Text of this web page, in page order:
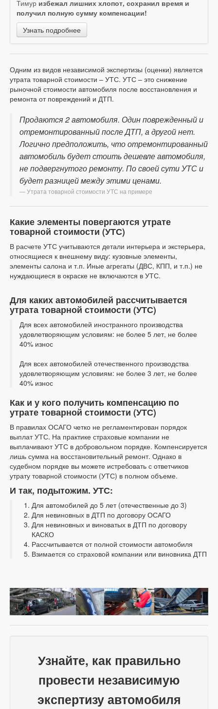
Тимур избежал лишних хлопот, сохранил время и
получил полную сумму компенсации!
Узнать подробнее
Одним из видов независимой экспертизы (оценки) является
утрата товарной стоимости – УТС. УТС – это снижение
рыночной стоимости автомобиля после восстановления и
ремонта от повреждений и ДТП.
Продаются 2 автомобиля. Один поврежденный и
отремонтированный после ДТП, а другой нет.
Логично предположить, что отремонтированный
автомобиль будет стоить дешевле автомобиля,
не подвергнутого ремонту. По своей сути УТС и
будет разницей между этими ценами.
Утрата товарной стоимости УТС на примере
Какие элементы повергаются утрате
товарной стоимости (УТС)
В расчете УТС учитываются детали интерьера и экстерьера,
относящиеся к внешнему виду: кузовные элементы,
элементы салона и т.п. Иные агрегаты (ДВС, КПП, и т.п.) не
нуждающиеся в окраске не включаются в УТС.
Для каких автомобилей рассчитывается
утрата товарной стоимости (УТС)
Для всех автомобилей иностранного производства
удовлетворяющим условиям: не более 5 лет, не более
40% износ
Для всех автомобилей отечественного производства
удовлетворяющим условиям: не более 3 лет, не более
40% износ
Как и у кого получить компенсацию по
утрате товарной стоимости (УТС)
В правилах ОСАГО четко не регламентирован порядок
выплат УТС. На практике страховые компании не
выплачивают УТС в добровольном порядке. Компенсируется
лишь сумма на восстановительный ремонт. Однако в
судебном порядке вы можете истребовать с ответчиков
утрату товарной стоимости (УТС) в полном объеме.
И так, подытожим. УТС:
Для автомобилей до 5 лет (отечественные до 3)
Для невиновных в ДТП по договору ОСАГО
Для невиновных и виноватых в ДТП по договору
КАСКО
Рассчитывается от полной стоимости автомобиля
Взимается со страховой компании или виновника ДТП
Узнайте, как правильно
провести независимую
экспертизу автомобиля